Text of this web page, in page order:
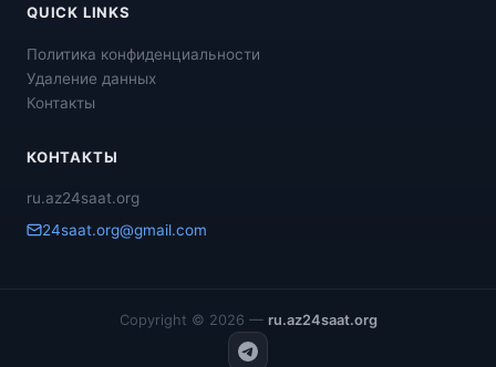
QUICK LINKS
Политика конфиденциальности
Удаление данных
Контакты
КОНТАКТЫ
ru.az24saat.org
24saat.org@gmail.com
Copyright © 2026 — ru.az24saat.org